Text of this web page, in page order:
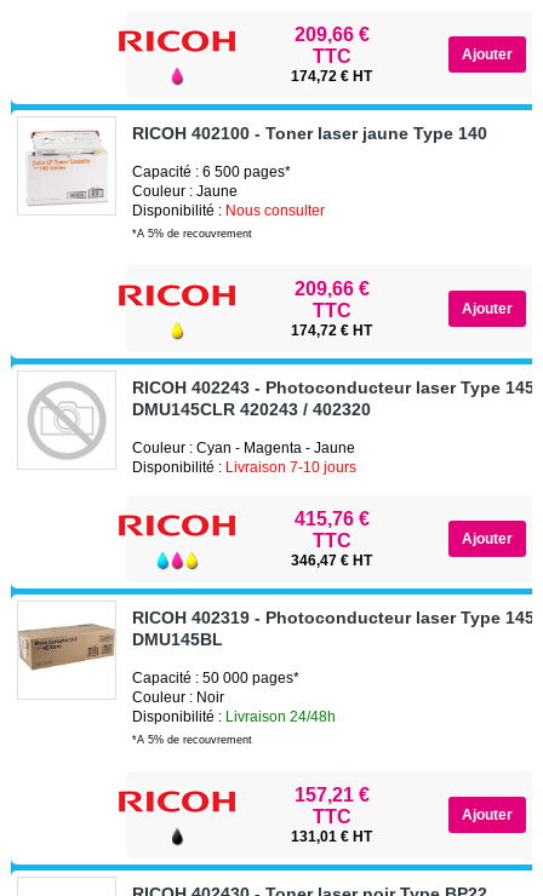
209,66 €
TTC
174,72 € HT
RICOH 402100 - Toner laser jaune Type 140
Capacité : 6 500 pages*
Couleur : Jaune
Disponibilité : Nous consulter
*A 5% de recouvrement
209,66 €
TTC
174,72 € HT
RICOH 402243 - Photoconducteur laser Type 145
DMU145CLR 420243 / 402320
Couleur : Cyan - Magenta - Jaune
Disponibilité : Livraison 7-10 jours
415,76 €
TTC
346,47 € HT
RICOH 402319 - Photoconducteur laser Type 145
DMU145BL
Capacité : 50 000 pages*
Couleur : Noir
Disponibilité : Livraison 24/48h
*A 5% de recouvrement
157,21 €
TTC
131,01 € HT